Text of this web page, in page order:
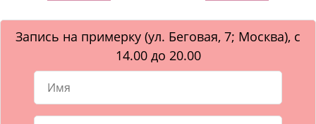
Запись на примерку (ул. Беговая, 7; Москва), с
14.00 до 20.00